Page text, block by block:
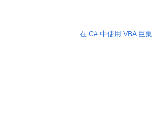
在 C# 中使用 VBA 巨集